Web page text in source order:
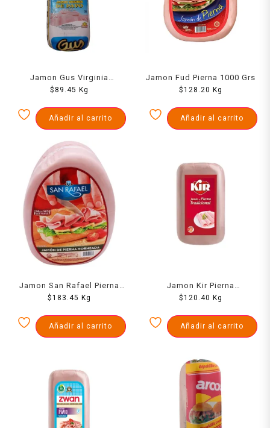
Jamon Gus Virginia
Cuadrado 1000 Grs
$ 89.45 Kg
Añadir al carrito
Jamon Fud Pierna 1000 Grs
$128.20 Kg
Añadir al carrito
Jamon San Rafael Pierna
Horneada 1000 Grs
$183.45 Kg
Añadir al carrito
Jamon Kir Pierna
Tradicional 1000Gr
$120.40 Kg
Añadir al carrito